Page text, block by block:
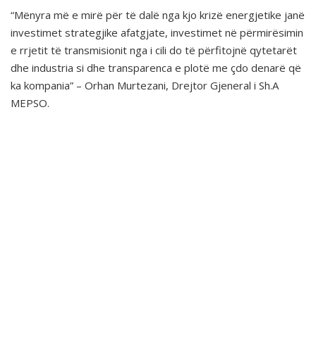
“Mënyra më e mirë për të dalë nga kjo krizë energjetike janë
investimet strategjike afatgjate, investimet në përmirësimin
e rrjetit të transmisionit nga i cili do të përfitojnë qytetarët
dhe industria si dhe transparenca e plotë me çdo denarë që
ka kompania” – Orhan Murtezani, Drejtor Gjeneral i Sh.A
MEPSO.